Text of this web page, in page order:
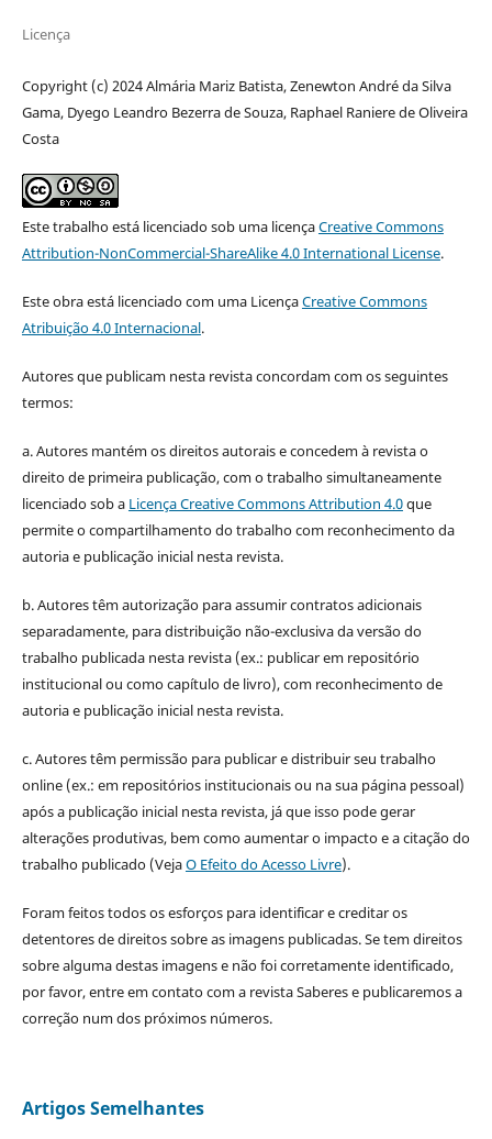
Licença
Copyright (c) 2024 Almária Mariz Batista, Zenewton André da Silva
Gama, Dyego Leandro Bezerra de Souza, Raphael Raniere de Oliveira
Costa
Este trabalho está licenciado sob uma licençaCreative Commons
Attribution-NonCommercial-ShareAlike 4.0 International License.
Este obra está licenciado com uma LicençaCreative Commons
Atribuição 4.0 Internacional.
Autores que publicam nesta revista concordam com os seguintes
termos:
a. Autores mantém os direitos autorais e concedem à revista o
direito de primeira publicação, com o trabalho simultaneamente
licenciado sob a Licença Creative Commons Attribution 4.0que
permite o compartilhamento do trabalho com reconhecimento da
autoria e publicação inicial nesta revista.
b. Autores têm autorização para assumir contratos adicionais
separadamente, para distribuição não-exclusiva da versão do
trabalho publicada nesta revista (ex.: publicar em repositório
institucional ou como capítulo de livro), com reconhecimento de
autoria e publicação inicial nesta revista.
c. Autores têm permissão para publicar e distribuir seu trabalho
online (ex.: em repositórios institucionais ou na sua página pessoal)
após a publicação inicial nesta revista, já que isso pode gerar
alterações produtivas, bem como aumentar o impacto e a citação do
trabalho publicado (VejaO Efeito do Acesso Livre).
Foram feitos todos os esforços para identificar e creditar os
detentores de direitos sobre as imagens publicadas. Se tem direitos
sobre alguma destas imagens e não foi corretamente identificado,
por favor, entre em contato com a revista Saberes e publicaremos a
correção num dos próximos números.
Artigos Semelhantes